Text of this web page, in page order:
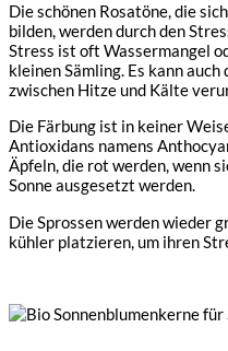
Produktseite
gewählt
werden
Die schönen Rosatöne, die
bilden, werden durch den
Stress ist oft Wassermangel
kleinen Sämling. Es kann
zwischen Hitze und Kälte
Die Färbung ist in keiner
Antioxidans namens
Äpfeln, die rot werden, wenn
Sonne ausgesetzt werden.
Die Sprossen werden wieder
kühler platzieren, um ihren